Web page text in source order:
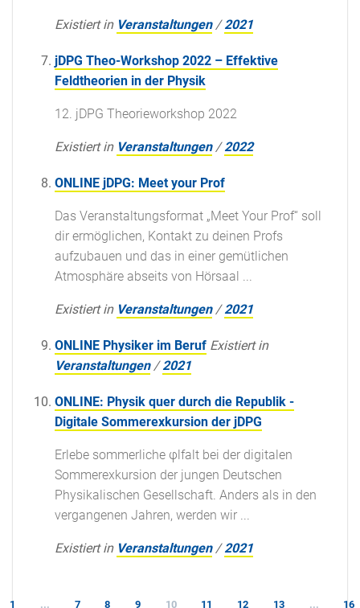
Existiert in Veranstaltungen /2021
jDPG Theo-Workshop 2022 – Effektive
Feldtheorien in der Physik
12. jDPG Theorieworkshop 2022
Existiert in Veranstaltungen /2022
ONLINE jDPG: Meet your Prof
Das Veranstaltungsformat „Meet Your Prof“ soll
dir ermöglichen, Kontakt zu deinen Profs
aufzubauen und das in einer gemütlichen
Atmosphäre abseits von Hörsaal ...
Existiert in Veranstaltungen /2021
ONLINE Physiker im Beruf Existiert in
Veranstaltungen /2021
ONLINE: Physik quer durch die Republik -
Digitale Sommerexkursion der jDPG
Erlebe sommerliche φlfalt bei der digitalen
Sommerexkursion der jungen Deutschen
Physikalischen Gesellschaft. Anders als in den
vergangenen Jahren, werden wir ...
Existiert in Veranstaltungen /2021
1 ... 7 8 9 10 11 12 13 ... 16